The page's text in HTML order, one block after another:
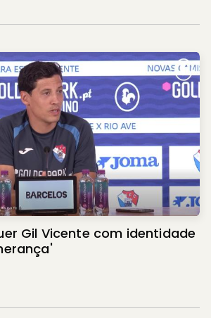
Gil Vicente com identidade